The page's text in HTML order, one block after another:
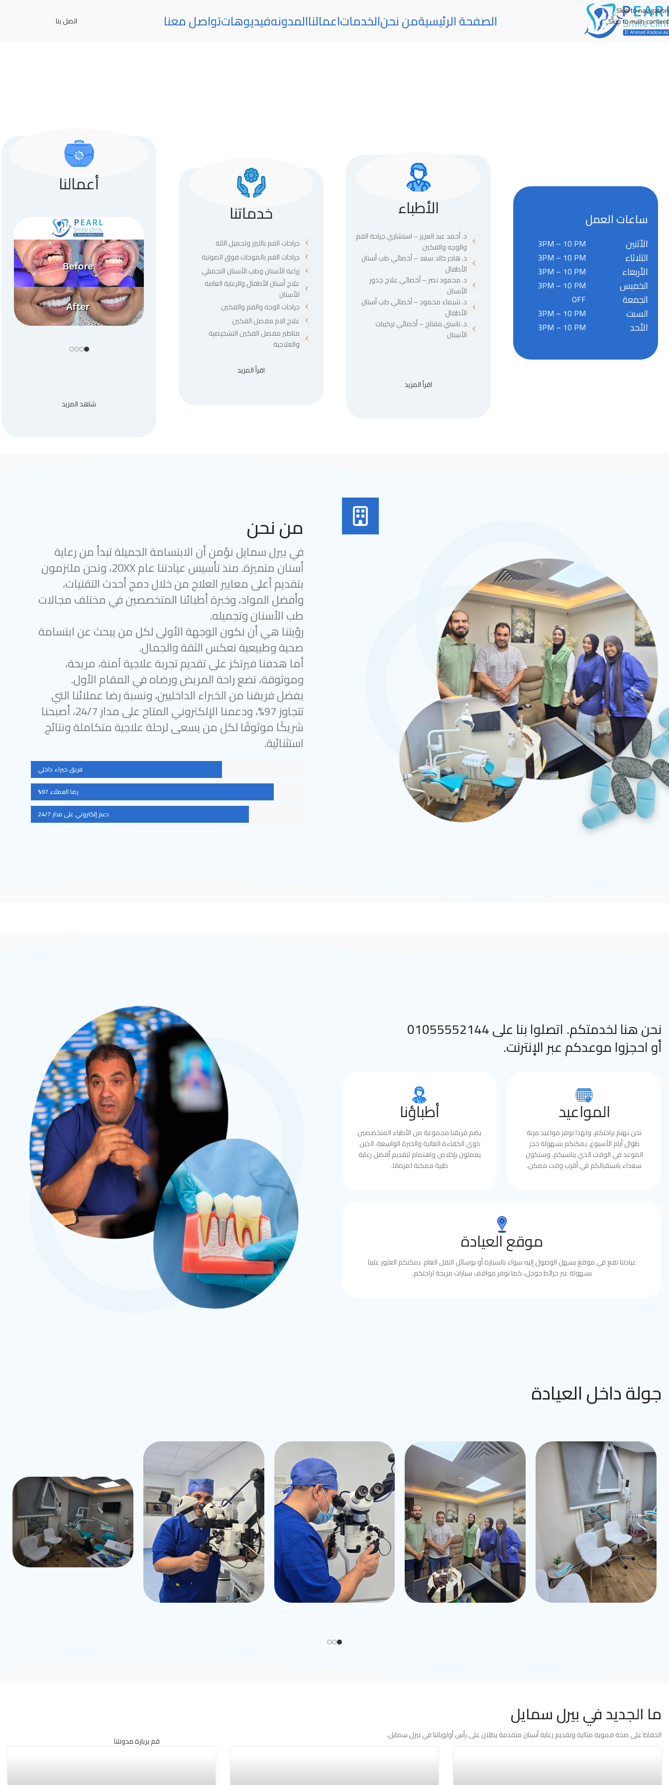
Skip to navigation
Skip to main content
الصفحة الرئيسيةمن نحنالخدماتاعمالناالمدونهفيديوهاتتواصل معنا اتصل بنا
ساعات العمل
3PM – 10 PM الأثنين
3PM – 10 PM الثلاثاء
3PM – 10 PM الأربعاء
3PM – 10 PM الخميس
OFF الجمعة
3PM – 10 PM السبت
3PM – 10 PM الأحد
الأطباء
د. أحمد عبد العزيز – استشاري جراحة الفم
والوجه والفكين
د. هاجر خالد سعد – أخصائي طب أسنان
الأطفال
د. محمود نصر – أخصائي علاج جذور
الأسنان
د. شيماء محمود – أخصائي طب أسنان
الأطفال
د. نانسي مفتاح – أخصائي تركيبات
الأسنان
اقرأ المزيد
خدماتنا
جراحات الفم بالليزر وتجميل اللثة
جراحات الفم بالموجات فوق الصوتية
زراعة الأسنان وطب الأسنان التجميلي
علاج أسنان الأطفال والرعاية العامة
للأسنان
جراحات الوجه والفم والفكين
علاج الام مفصل الفكين
مناظير مفصل الفكين التشخيصية
والعلاجية
اقرأ المزيد
أعمالنا
شاهد المزيد
من نحن
في بيرل سمايل نؤمن أن الابتسامة الجميلة تبدأ من رعاية
أسنان متميزة. منذ تأسيس عيادتنا عام 20XX، ونحن ملتزمون
بتقديم أعلى معايير العلاج من خلال دمج أحدث التقنيات،
وأفضل المواد، وخبرة أطبائنا المتخصصين في مختلف مجالات
طب الأسنان وتجميله.
رؤيتنا هي أن نكون الوجهة الأولى لكل من يبحث عن ابتسامة
صحية وطبيعية تعكس الثقة والجمال.
أما هدفنا فيرتكز على تقديم تجربة علاجية آمنة، مريحة،
وموثوقة، تضع راحة المريض ورضاه في المقام الأول.
بفضل فريقنا من الخبراء الداخليين، ونسبة رضا عملائنا التي
تتجاوز 97%، ودعمنا الإلكتروني المتاح على مدار 24/7، أصبحنا
شريكًا موثوقًا لكل من يسعى لرحلة علاجية متكاملة ونتائج
استثنائية.
فريق خبراء داخلي
رضا العملاء 97%
دعم إلكتروني على مدار 24/7
نحن هنا لخدمتكم. اتصلوا بنا على 01055552144
أو احجزوا موعدكم عبر الإنترنت.
أطباؤنا
يضم فريقنا مجموعة من الأطباء المتخصصين
ذوي الكفاءة العالية والخبرة الواسعة، الذين
يعملون بإخلاص واهتمام لتقديم أفضل رعاية
طبية ممكنة لمرضانا.
المواعيد
نحن نهتم براحتكم، ولهذا نوفر مواعيد مرنة
طوال أيام الأسبوع. يمكنكم بسهولة حجز
الموعد في الوقت الذي يناسبكم، وسنكون
سعداء باستقبالكم في أقرب وقت ممكن.
موقع العيادة
عيادتنا تقع في موقع يسهل الوصول إليه سواء بالسيارة أو بوسائل النقل العام. يمكنكم العثور علينا
بسهولة عبر خرائط جوجل، كما نوفر مواقف سيارات مريحة لراحتكم.
جولة داخل العيادة
قم بزيارة مدونتنا
ما الجديد في بيرل سمايل
الحفاظ على صحة فموية مثالية وتقديم رعاية أسنان متقدمة يظلان على رأس أولوياتنا في بيرل سمايل.